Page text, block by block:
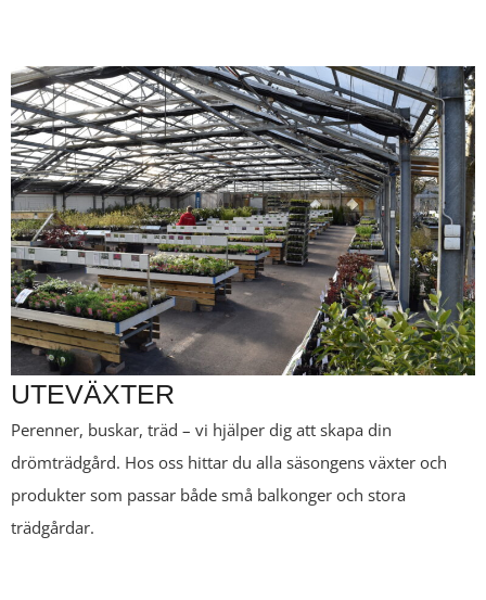
UTEVÄXTER
Perenner, buskar, träd – vi hjälper dig att skapa din
drömträdgård. Hos oss hittar du alla säsongens växter och
produkter som passar både små balkonger och stora
trädgårdar.